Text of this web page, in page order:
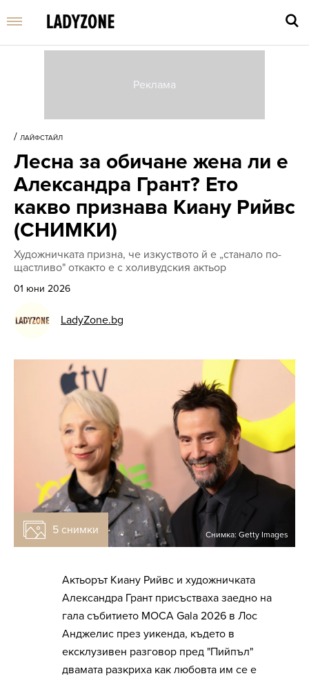
и
/ ЛАЙФСТАЙЛ
Лесна за обичане жена ли е
Александра Грант? Ето
какво признава Киану Рийвс
(СНИМКИ)
Художничката призна, че изкуството й е „станало по-
щастливо" откакто е с холивудския актьор
01 юни 2026
LadyZone.bg
5 снимки Снимка: Getty Images
Актьорът Киану Рийвс и художничката
Александра Грант присъстваха заедно на
гала събитието MOCA Gala 2026 в Лос
Анджелис през уикенда, където в
ексклузивен разговор пред "Пийпъл"
двамата разкриха как любовта им се е